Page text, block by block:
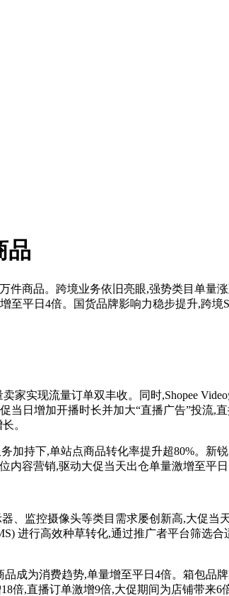
品
件商品。跨境业务依旧亮眼,强势类目单量
平日4倍。国货品牌影响力稳步提升,跨境
家实现流量订单双丰收。同时,Shopee
日增加开播时长并加大“直播广告”投流,
。
加持下,单站点商品转化率提升超80%。新
容营销,驱动大促当天出仓单量激增至平日
、监控摄像头等类目需求屡创新高,大促当
进行高效种草转化,通过推广者平台筛选
成为消费趋势,单量增至平日4倍。箱包品
倍,直播订单激增9倍,大促期间为店铺带来6